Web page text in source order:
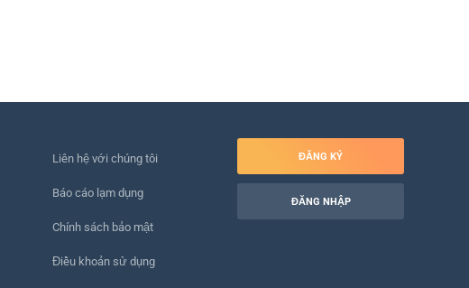
Liên hệ với chúng tôi
Báo cáo lạm dụng
Chính sách bảo mật
Điều khoản sử dụng
ĐĂNG KÝ
ĐĂNG NHẬP